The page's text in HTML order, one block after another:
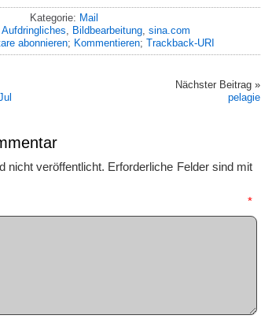
Kategorie: Mail
Aufdringliches, Bildbearbeitung, sina.com
abonnieren; Kommentieren; Trackback-URI
Nächster Beitrag »
pelagie
nicht veröffentlicht. Erforderliche Felder sind mit
*